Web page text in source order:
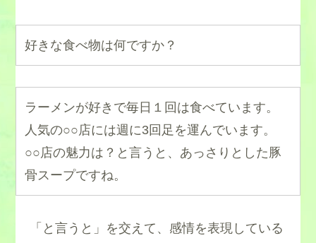
好きな食べ物は何ですか？
ラーメンが好きで毎日１回は食べています。
人気の○○店には週に3回足を運んでいます。
○○店の魅力は？と言うと、あっさりとした豚
骨スープですね。
「と言うと」を交えて、感情を表現している